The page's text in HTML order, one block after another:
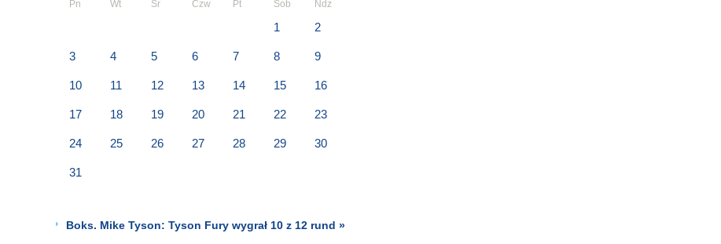
Pn Wt Śr Czw Pt Sob Ndz
1 2
3 4 5 6 7 8 9
10 11 12 13 14 15 16
17 18 19 20 21 22 23
24 25 26 27 28 29 30
31
Boks. Mike Tyson: Tyson Fury wygrał 10 z 12 rund »